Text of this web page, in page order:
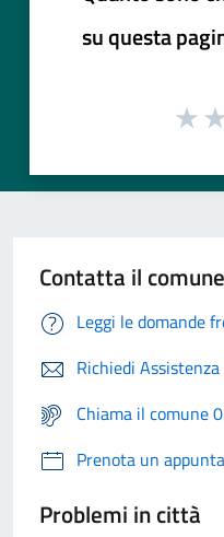
su questa
Contatta il comune
Leggi le domande
Richiedi Assistenza
Chiama il comune
Prenota un
Problemi in città